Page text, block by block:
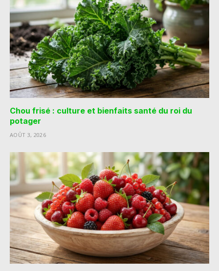
Chou frisé : culture et bienfaits santé du roi du
potager
AOÛT 3, 2026